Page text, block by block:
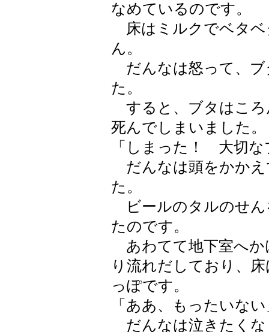
なめているのです。
床はミルクでベタベ
ん。
だんなは怒って、ブ
た。
すると、ブタはころ
死んでしまいました。
「しまった！ 大切な
だんなは頭をかかえ
た。
ビールのタルのせん
たのです。
あわてて地下室へか
り流れだしており、
っぽです。
「ああ、もったいな
だんなは泣きたくな